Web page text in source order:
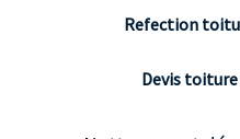
Refection
Devis